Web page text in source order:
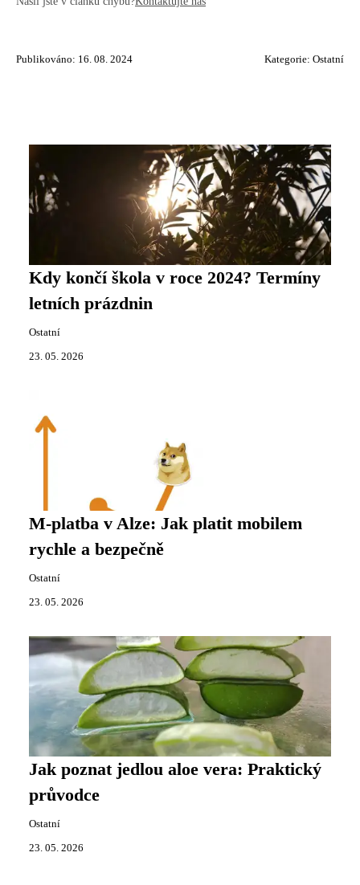
Publikováno: 16. 08. 2024 Kategorie: Ostatní
Kdy končí škola v roce 2024? Termíny
letních prázdnin
Ostatní
23. 05. 2026
M-platba v Alze: Jak platit mobilem
rychle a bezpečně
Ostatní
23. 05. 2026
Jak poznat jedlou aloe vera: Praktický
průvodce
Ostatní
23. 05. 2026